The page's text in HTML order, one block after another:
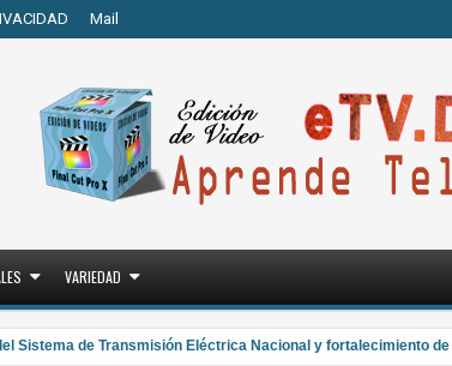
Mail
VARIEDAD
de Transmisión Eléctrica Nacional y fortalecimiento de